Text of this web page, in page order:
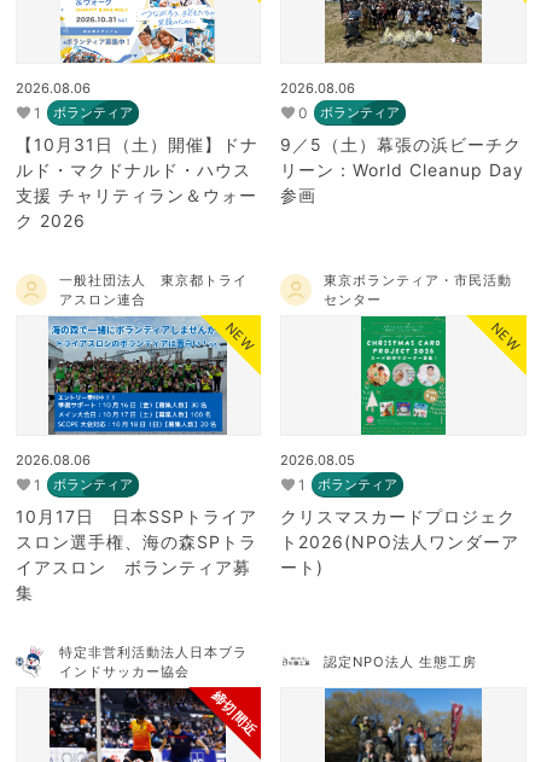
2026.08.06
1 ボランティア
【10月31日（土）開催】ドナ
ルド・マクドナルド・ハウス
支援 チャリティラン＆ウォー
ク 2026
2026.08.06
0 ボランティア
9／5（土）幕張の浜ビーチク
リーン：World Cleanup Day
参画
一般社団法人 東京都トライ
アスロン連合
NEW
2026.08.06
1 ボランティア
10月17日 日本SSPトライア
スロン選手権、海の森SPトラ
イアスロン ボランティア募
集
東京ボランティア・市民活動
センター
NEW
2026.08.05
1 ボランティア
クリスマスカードプロジェク
ト2026(NPO法人ワンダーア
ート)
特定非営利活動法人日本ブラ
インドサッカー協会
締切間近
認定NPO法人 生態工房